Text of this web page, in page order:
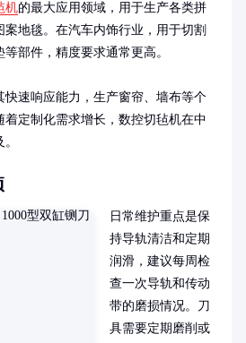
机的最大应用领域，用于生产各类拼
地毯。在汽车内饰行业，用于切割
部件，精度要求通常更高。
快速响应能力，生产窗帘、墙布等个
着定制化需求增长，数控切毡机在中
日常维护重点是保
持导轨清洁和定期
润滑，建议每周检
查一次导轨和传动
带的磨损情况。刀
具需要定期磨削或